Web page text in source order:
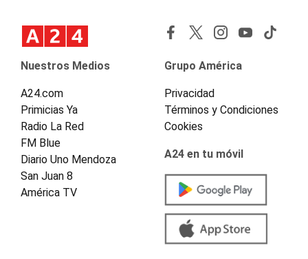
Nuestros Medios
A24.com
Primicias Ya
Radio La Red
FM Blue
Diario Uno Mendoza
San Juan 8
América TV
Grupo América
Privacidad
Términos y Condiciones
Cookies
A24 en tu móvil